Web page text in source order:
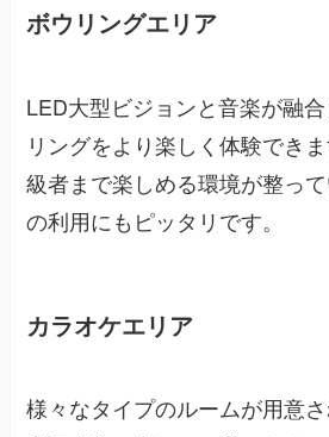
ボウリングエリア
LED大型ビジョンと音楽が融
リングをより楽しく体験でき
級者まで楽しめる環境が整っ
の利用にもピッタリです。
カラオケエリア
様々なタイプのルームが用意